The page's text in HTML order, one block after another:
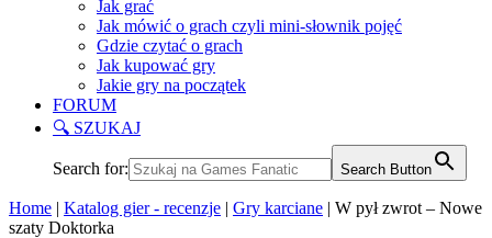
Jak grać
Jak mówić o grach czyli mini-słownik pojęć
Gdzie czytać o grach
Jak kupować gry
Jakie gry na początek
FORUM
🔍 SZUKAJ
Search for: Search Button
Home | Katalog gier - recenzje | Gry karciane | W pył zwrot – Nowe
szaty Doktorka